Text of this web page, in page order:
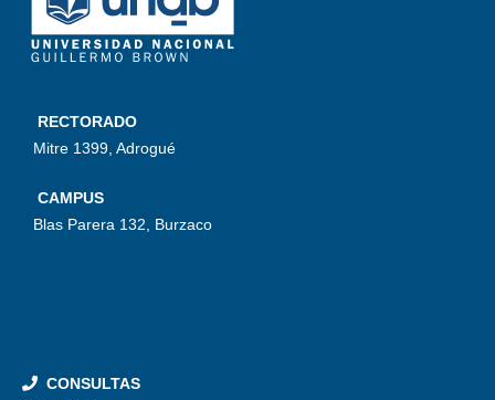
RECTORADO
Mitre 1399, Adrogué
CAMPUS
Blas Parera 132, Burzaco
CONSULTAS